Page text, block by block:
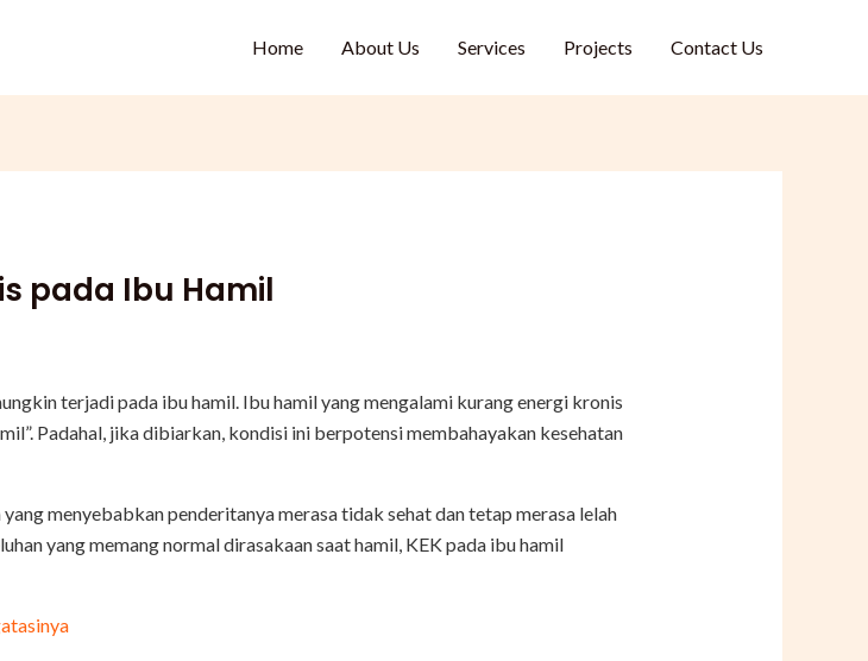
Home About Us Services Projects Contact Us
pada Ibu Hamil
terjadi pada ibu hamil. Ibu hamil yang mengalami kurang energi kronis
Padahal, jika dibiarkan, kondisi ini berpotensi membahayakan kesehatan
menyebabkan penderitanya merasa tidak sehat dan tetap merasa lelah
yang memang normal dirasakaan saat hamil, KEK pada ibu hamil